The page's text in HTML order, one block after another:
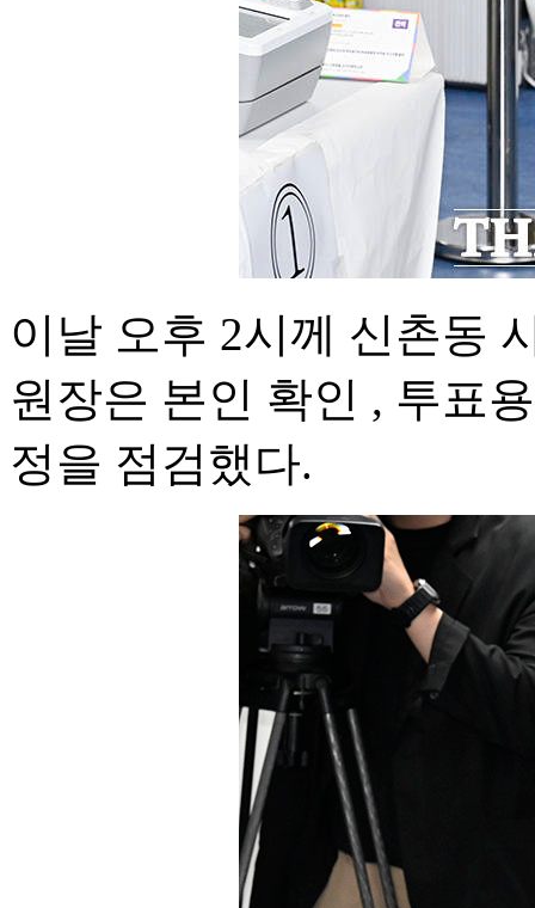
이날 오후 2시께 신촌동
원장은 본인 확인 , 투표
정을 점검했다.